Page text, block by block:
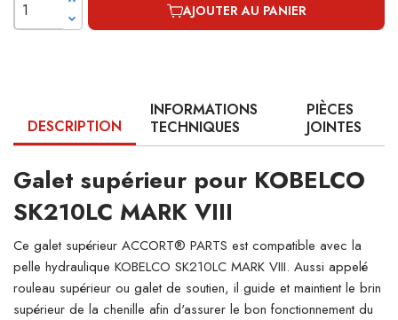
AJOUTER AU PANIER
DESCRIPTION
INFORMATIONS
TECHNIQUES
PIÈCES
JOINTES
Galet supérieur pour KOBELCO
SK210LC MARK VIII
Ce galet supérieur ACCORT® PARTS est compatible avec la
pelle hydraulique KOBELCO SK210LC MARK VIII. Aussi appelé
rouleau supérieur ou galet de soutien, il guide et maintient le brin
supérieur de la chenille afin d'assurer le bon fonctionnement du